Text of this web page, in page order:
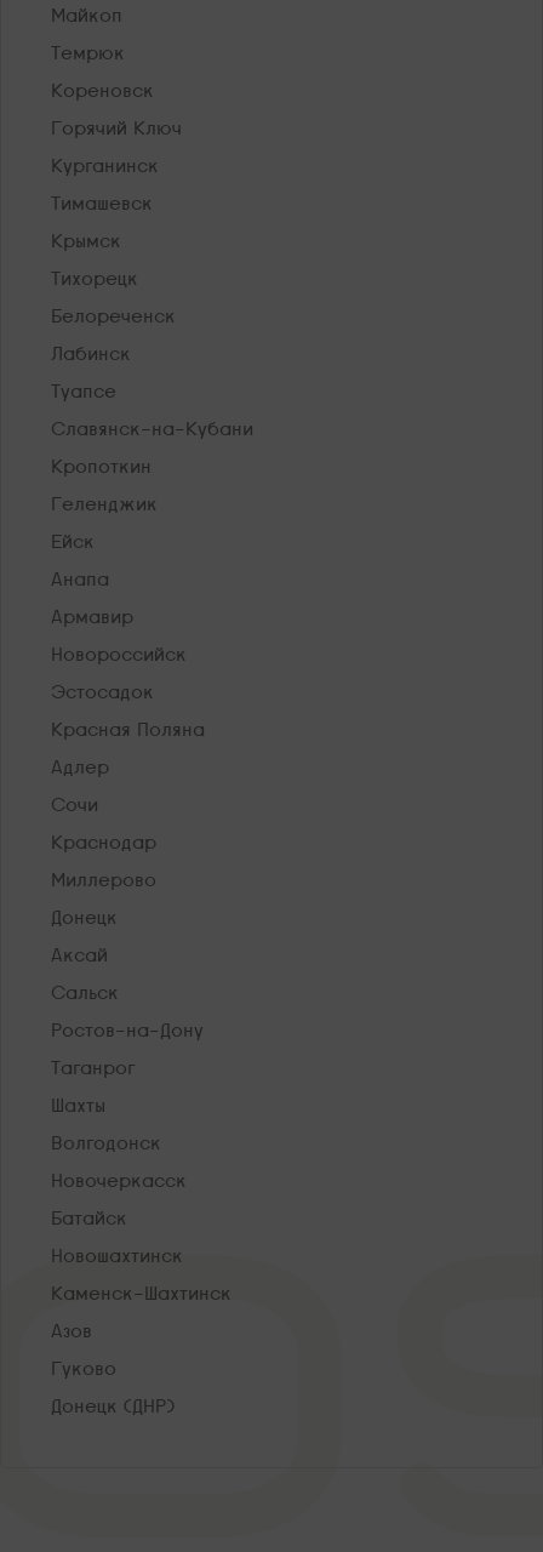
Майкоп
Темрюк
Кореновск
Горячий Ключ
Курганинск
Тимашевск
Крымск
Тихорецк
Белореченск
Лабинск
Туапсе
Славянск-на-Кубани
Кропоткин
Геленджик
Ейск
Анапа
Армавир
Новороссийск
Эстосадок
Красная Поляна
Адлер
Сочи
Краснодар
Миллерово
Донецк
Аксай
Сальск
Ростов-на-Дону
Таганрог
Шахты
Волгодонск
Новочеркасск
Батайск
Новошахтинск
Каменск-Шахтинск
Азов
Гуково
Донецк (ДНР)